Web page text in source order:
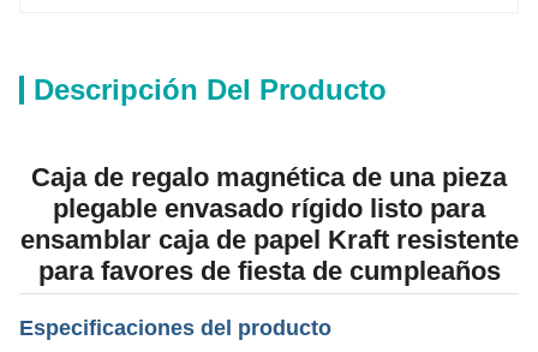
Descripción Del Producto
Caja de regalo magnética de una pieza
plegable envasado rígido listo para
ensamblar caja de papel Kraft resistente
para favores de fiesta de cumpleaños
Especificaciones del producto